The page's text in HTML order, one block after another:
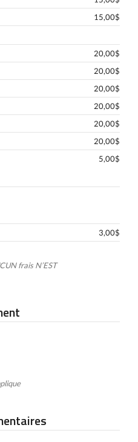
15,00$
20,00$
20,00$
20,00$
20,00$
20,00$
20,00$
5,00$
3,00$
frais N’EST